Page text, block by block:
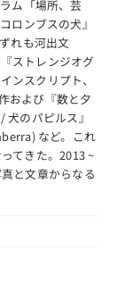
ム「場所、芸
ロンブスの犬』
れも河出文
ストレンジオグ
ンスクリプト、
および『数と夕
のパピルス』
など。これ
てきた。2013 ~
と文章からなる